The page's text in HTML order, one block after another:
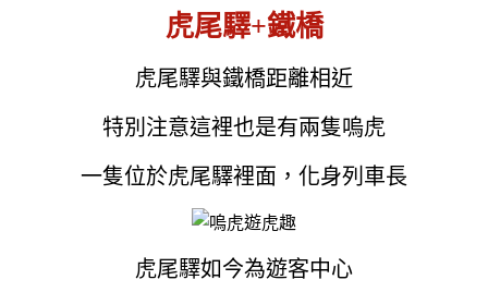
虎尾驛+鐵橋
虎尾驛與鐵橋距離相近
特別注意這裡也是有兩隻嗚虎
一隻位於虎尾驛裡面，化身列車長
虎尾驛如今為遊客中心